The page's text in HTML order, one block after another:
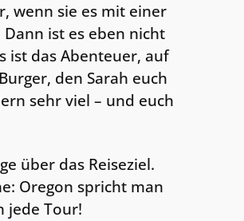
wenn sie es mit einer
ist es eben nicht
ist das Abenteuer, auf
den Sarah euch
sehr viel – und euch
über das Reiseziel.
Oregon spricht man
jede Tour!